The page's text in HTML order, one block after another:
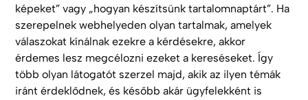
képeket” vagy „hogyan készítsünk tartalomnaptárt”. Ha
szerepelnek webhelyeden olyan tartalmak, amelyek
válaszokat kínálnak ezekre a kérdésekre, akkor
érdemes lesz megcélozni ezeket a kereséseket. Így
több olyan látogatót szerzel majd, akik az ilyen témák
iránt érdeklődnek, és később akár ügyfelekként is